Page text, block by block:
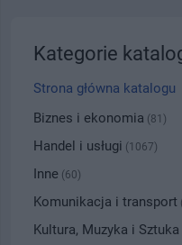
Kategorie
Strona główna katalogu
Biznes i ekonomia (81)
Handel i usługi (1067)
Inne (60)
Komunikacja i transport
Kultura, Muzyka i Sztuka